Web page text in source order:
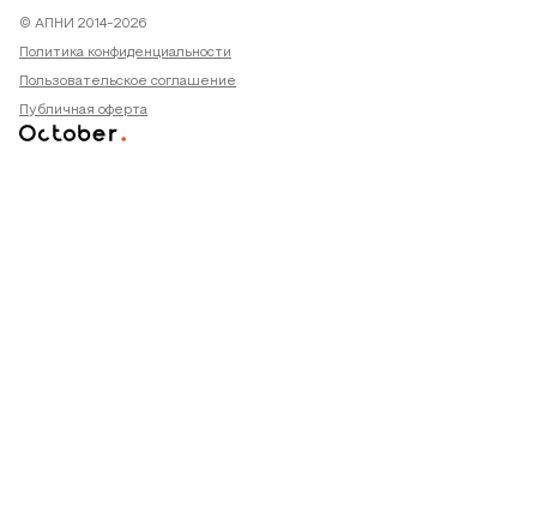
© АПНИ 2014-2026
Политика конфиденциальности
Пользовательское соглашение
Публичная оферта